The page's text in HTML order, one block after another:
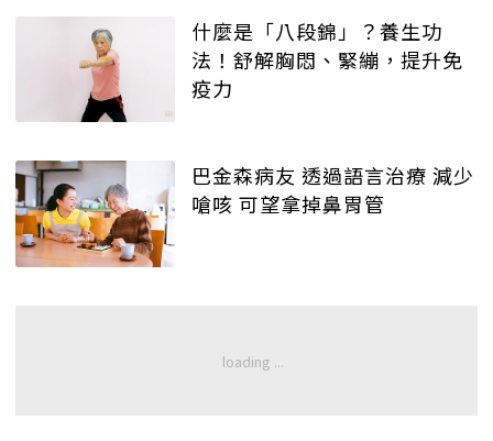
什麼是「八段錦」？養生功
法！舒解胸悶、緊繃，提升免
疫力
巴金森病友 透過語言治療 減少
嗆咳 可望拿掉鼻胃管